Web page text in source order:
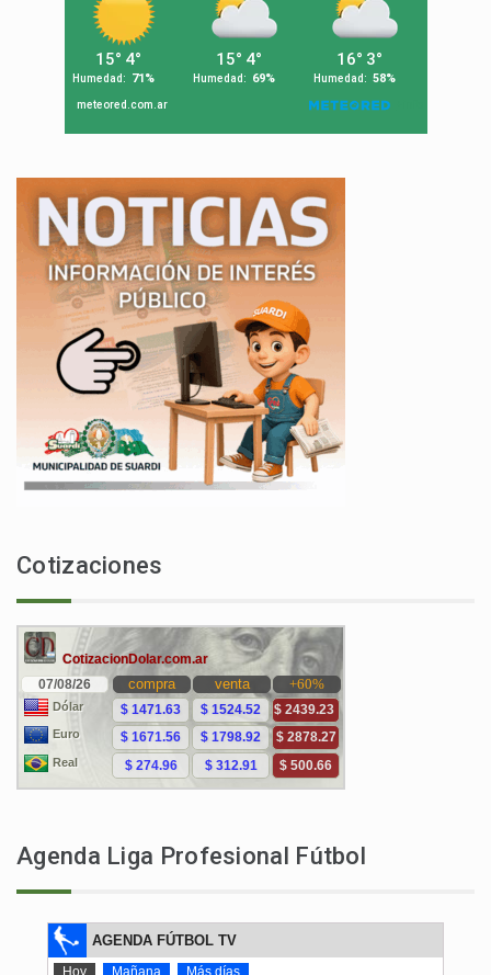
Cotizaciones
Agenda Liga Profesional Fútbol